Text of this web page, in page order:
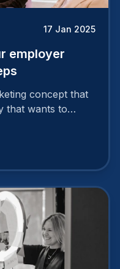
17 Jan 2025
employer
concept that
that wants to
are clear, you
wand for it to be